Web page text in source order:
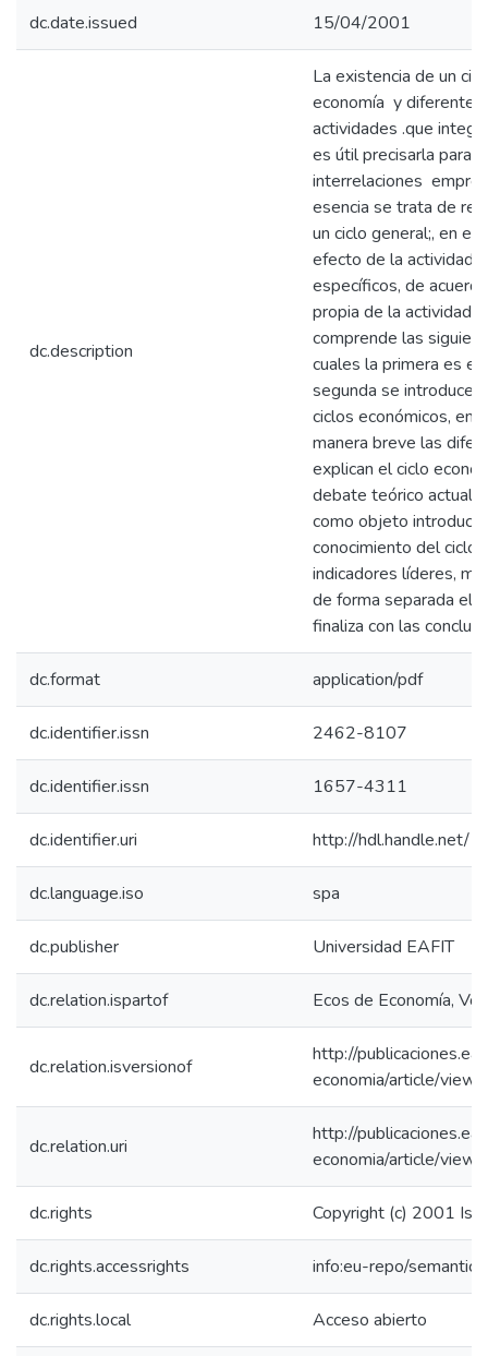
dc.date.issued 15/04/2001
dc.description
La existencia de un
economía y
actividades .que
es útil precisarla para
interrelaciones
esencia se trata de
un ciclo general;, en el
efecto de la actividad ,
específicos, de
propia de la actividad.
comprende las
cuales la primera es
segunda se introduce
ciclos económicos, en
manera breve las
explican el ciclo
debate teórico actual.
como objeto introducir
conocimiento del ciclo
indicadores líderes,
de forma separada el
finaliza con las
dc.format application/pdf
dc.identifier.issn 2462-8107
dc.identifier.issn 1657-4311
dc.identifier.uri http://hdl.handle.net/
dc.language.iso spa
dc.publisher Universidad EAFIT
dc.relation.ispartof Ecos de Economía,
dc.relation.isversionof
http://
economia/article/
dc.relation.uri
http://
economia/article/
dc.rights Copyright (c) 2001
dc.rights.accessrights info:eu-repo/
dc.rights.local Acceso abierto